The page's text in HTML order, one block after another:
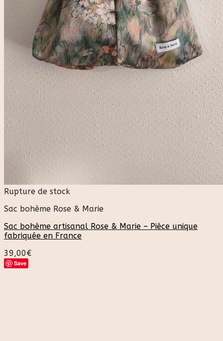
Rupture de stock
Sac bohème Rose & Marie
Sac bohème artisanal Rose & Marie – Pièce unique
fabriquée en France
39,00€
Save